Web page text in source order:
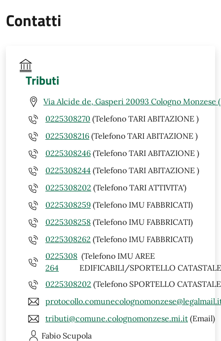
Contatti
Tributi
Via Alcide de, Gasperi 20093 Cologno Monzese
0225308270 (Telefono TARI ABITAZIONE )
0225308216 (Telefono TARI ABITAZIONE )
0225308246 (Telefono TARI ABITAZIONE )
0225308244 (Telefono TARI ABITAZIONE )
0225308202 (Telefono TARI ATTIVITA')
0225308259 (Telefono IMU FABBRICATI)
0225308258 (Telefono IMU FABBRICATI)
0225308262 (Telefono IMU FABBRICATI)
0225308
264
(Telefono IMU AREE
EDIFICABILI/SPORTELLO
0225308202 (Telefono SPORTELLO
tributi@comune.colognomonzese.mi.it (Email)
Fabio Scupola